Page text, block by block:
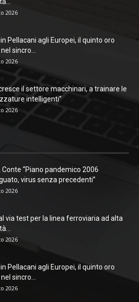
2026
Pellacani agli Europei, il quinto oro
sincro...
2026
il settore macchinari, a trainare le
intelligenti”
2026
Conte “Piano pandemico 2006
virus senza precedenti”
2026
via test per la linea ferroviaria ad alta
2026
Pellacani agli Europei, il quinto oro
sincro...
2026